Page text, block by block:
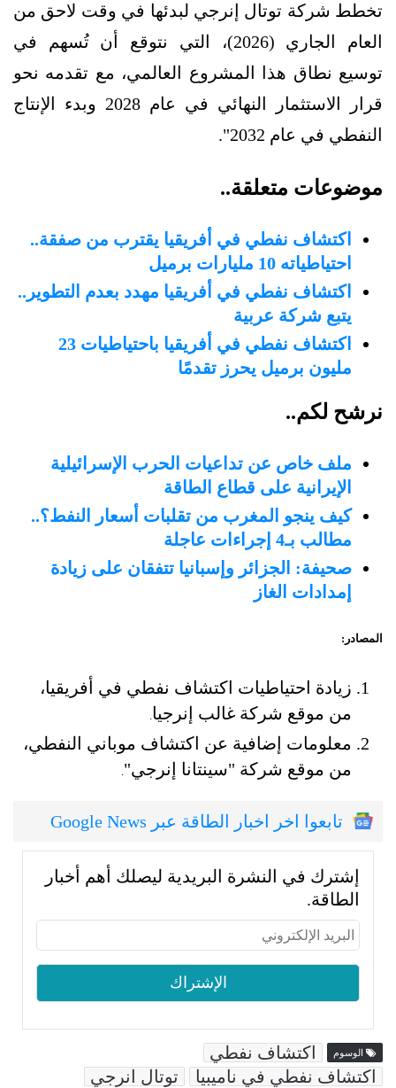
تخطط شركة توتال إنرجي لبدئها في وقت لاحق من
العام الجاري (2026)، التي نتوقع أن تُسهم في
توسيع نطاق هذا المشروع العالمي، مع تقدمه نحو
قرار الاستثمار النهائي في عام 2028 وبدء الإنتاج
النفطي في عام 2032".
موضوعات متعلقة..
اكتشاف نفطي في أفريقيا يقترب من صفقة..
احتياطياته 10 مليارات برميل
اكتشاف نفطي في أفريقيا مهدد بعدم التطوير..
يتبع شركة عربية
اكتشاف نفطي في أفريقيا باحتياطيات 23
مليون برميل يحرز تقدمًا
نرشح لكم..
ملف خاص عن تداعيات الحرب الإسرائيلية
الإيرانية على قطاع الطاقة
كيف ينجو المغرب من تقلبات أسعار النفط؟..
مطالب بـ4 إجراءات عاجلة
صحيفة: الجزائر وإسبانيا تتفقان على زيادة
إمدادات الغاز
المصادر:
زيادة احتياطيات اكتشاف نفطي في أفريقيا،
من موقع شركة غالب إنرجيا.
معلومات إضافية عن اكتشاف موباني النفطي،
من موقع شركة "سينتانا إنرجي".
تابعوا اخر اخبار الطاقة عبر Google News
إشترك في النشرة البريدية ليصلك أهم أخبار
الطاقة.
الوسوم
اكتشاف نفطي
اكتشاف نفطي في ناميبيا
توتال انرجي